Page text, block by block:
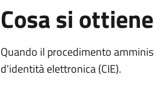
Cosa si ottiene
Quando il procedimento
d'identità elettronica (CIE).